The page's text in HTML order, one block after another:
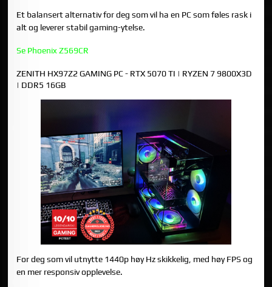
Et balansert alternativ for deg som vil ha en PC som føles rask i
alt og leverer stabil gaming-ytelse.
Se Phoenix Z569CR
ZENITH HX97Z2 GAMING PC - RTX 5070 TI | RYZEN 7 9800X3D
| DDR5 16GB
For deg som vil utnytte 1440p høy Hz skikkelig, med høy FPS og
en mer responsiv opplevelse.